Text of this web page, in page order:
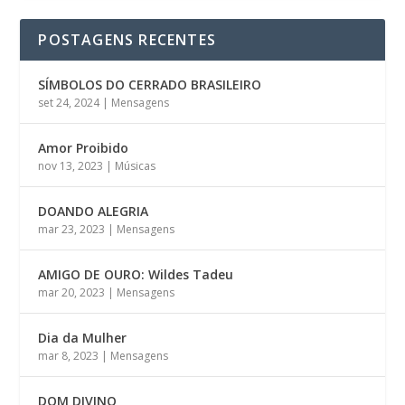
POSTAGENS RECENTES
SÍMBOLOS DO CERRADO BRASILEIRO
set 24, 2024| Mensagens
Amor Proibido
nov 13, 2023 Músicas
DOANDO ALEGRIA
mar 23, 2023 Mensagens
AMIGO DE OURO: Wildes Tadeu
mar 20, 2023 Mensagens
Dia da Mulher
mar 8, 2023 Mensagens
DOM DIVINO